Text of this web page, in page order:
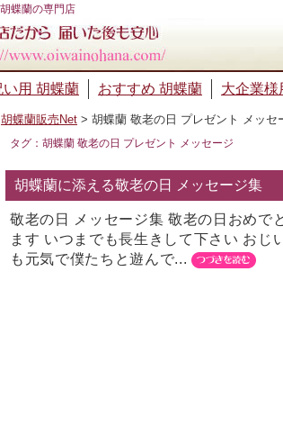
蝶蘭の専門店
用 胡蝶蘭 おすすめ 胡蝶蘭 大企業様
胡蝶蘭販売Net > 胡蝶蘭 敬老の日 プレゼント メッセ
タグ：胡蝶蘭 敬老の日 プレゼント メッセージ
胡蝶蘭に添える敬老の日 メッセージ集
敬老の日 メッセージ集 敬老の日おめで
ます いつまでも長生きして下さい お
も元気で僕たちと遊んで...